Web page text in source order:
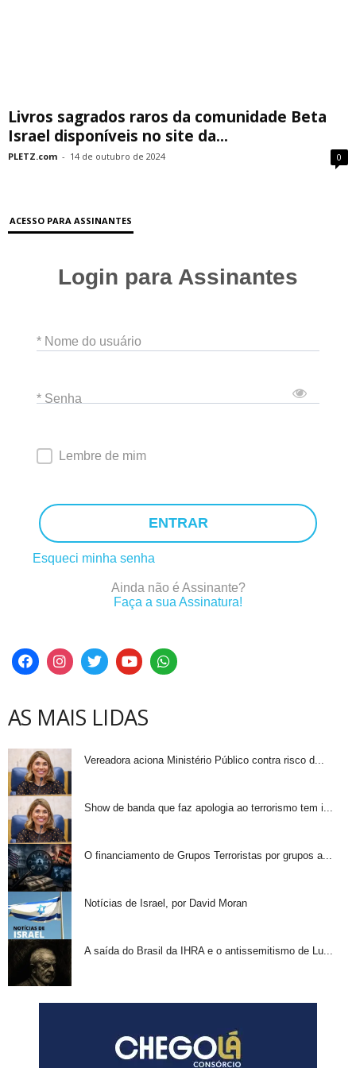
Livros sagrados raros da comunidade Beta
Israel disponíveis no site da...
PLETZ.com - 14 de outubro de 2024 0
ACESSO PARA ASSINANTES
Login para Assinantes
* Nome do usuário
* Senha
Lembre de mim
ENTRAR
Esqueci minha senha
Ainda não é Assinante?
Faça a sua Assinatura!
AS MAIS LIDAS
Vereadora aciona Ministério Público contra risco d...
Show de banda que faz apologia ao terrorismo tem i...
O financiamento de Grupos Terroristas por grupos a...
Notícias de Israel, por David Moran
A saída do Brasil da IHRA e o antissemitismo de Lu...